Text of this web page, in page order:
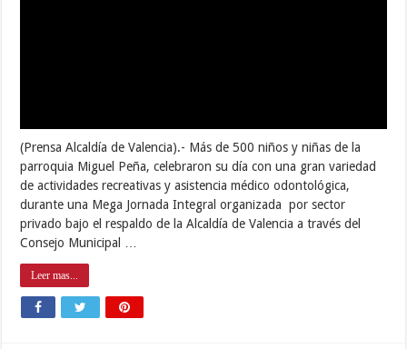
adelanta la Alcaldía de Valencia con importantes sectores
económicos de la ciudad y el país, miembros del Club Chino de la
capital carabobeña sostuvieron un encuentro con autoridades
municipales para conocer detalles de la Expo Valencia 2018, una
iniciativa que busca …
Leer mas...